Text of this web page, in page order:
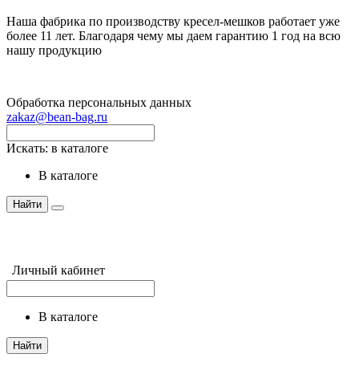
Наша фабрика по производству кресел-мешков работает уже
более 11 лет. Благодаря чему мы даем гарантию 1 год на всю
нашу продукцию
Обработка персональных данных
zakaz@bean-bag.ru
Искать: в каталоге
в каталоге
Найти
Личный кабинет
в каталоге
Найти